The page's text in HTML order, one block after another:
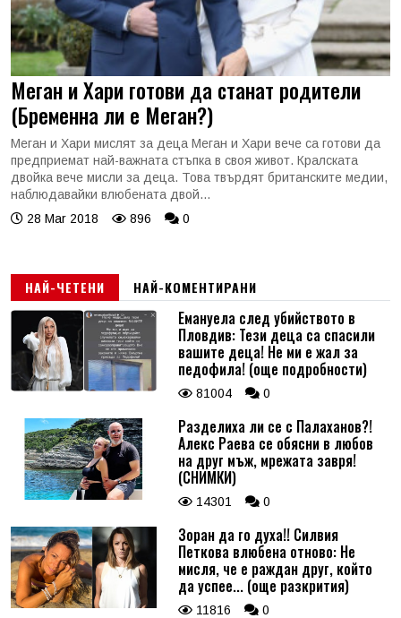
Меган и Хари готови да станат родители
(Бременна ли е Меган?)
Меган и Хари мислят за деца Меган и Хари вече са готови да
предприемат най-важната стъпка в своя живот. Кралската
двойка вече мисли за деца. Това твърдят британските медии,
наблюдавайки влюбената двой...
28 Mar 2018
896 0
НАЙ-ЧЕТЕНИ НАЙ-КОМЕНТИРАНИ
Емануела след убийството в
Пловдив: Тези деца са спасили
вашите деца! Не ми е жал за
педофила! (още подробности)
81004 0
Разделиха ли се с Палаханов?!
Алекс Раева се обясни в любов
на друг мъж, мрежата завря!
(СНИМКИ)
14301 0
Зоран да го духа!! Силвия
Петкова влюбена отново: Не
мисля, че е раждан друг, който
да успее... (още разкрития)
11816 0